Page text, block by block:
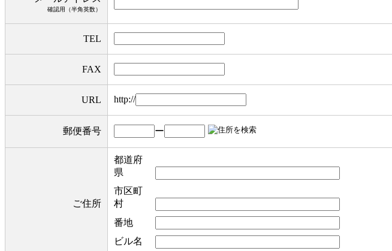
確認用（半角英数）
TEL
FAX
URL http://
郵便番号 ー
ご住所
都道府
県
市区町
村
番地
ビル名